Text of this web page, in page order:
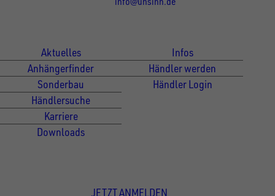
Aktuelles
Anhängerfinder
Sonderbau
Händlersuche
Karriere
Downloads
Infos
Händler werden
Händler Login
JETZT ANMELDEN